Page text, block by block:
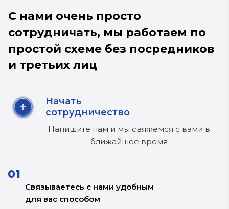
С нами очень просто
сотрудничать, мы работаем по
простой схеме без посредников
и третьих лиц
Начать
сотрудничество
Напишите нам и мы свяжемся с вами в
ближайшее время
Связываетесь с нами удобным
для вас способом